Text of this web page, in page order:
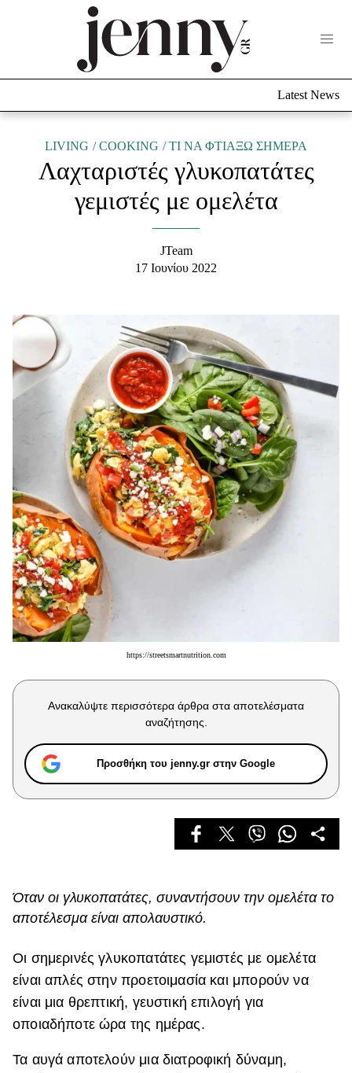
Culture
Fashion
Skincare
Μαλλιά - Νύχια
Μακιγιάζ
Beauty News
Well being
Ψυχολογία
Υγεία + Διατροφή
Σχέσεις & Σεξ
Fitness
Woman Power
Parenting
Working Girl
Real Women
Πρόσωπα
Celebrities
Who
True Stories
Ask the Guru
Living
Cooking
Green
Αφιερώματα
Latest News
LIVING COOKING TΙ ΝΑ ΦΤΙΑΞΩ ΣΗΜΕΡΑ
Λαχταριστές γλυκοπατάτες
γεμιστές με ομελέτα
JTeam
17 Ιουνίου 2022
https://streetsmartnutrition.com
Ανακαλύψτε περισσότερα άρθρα στα αποτελέσματα
αναζήτησης.
Προσθήκη του jenny.gr στην Google
Όταν οι γλυκοπατάτες, συναντήσουν την ομελέτα το
αποτέλεσμα είναι απολαυστικό.
Οι σημερινές γλυκοπατάτες γεμιστές με ομελέτα
είναι απλές στην προετοιμασία και μπορούν να
είναι μια θρεπτική, γευστική επιλογή για
οποιαδήποτε ώρα της ημέρας.
Τα αυγά αποτελούν μια διατροφική δύναμη,